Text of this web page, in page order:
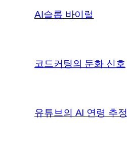
AI슬롭 바이럴
코드커팅의 둔화 신호
유튜브의 AI 연령 추정